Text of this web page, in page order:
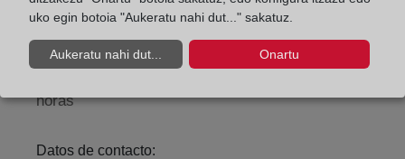
Agosto: De lunes a viernes de 09:00 a 14:00 horas
horas
Datos de contacto:
uko egin botoia "Aukeratu nahi dut..." sakatuz.
Aukeratu nahi dut... Onartu